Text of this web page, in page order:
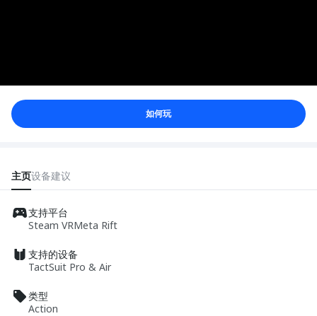
如何玩
主页设备建议
支持平台
Steam VRMeta Rift
支持的设备
TactSuit Pro & Air
类型
Action